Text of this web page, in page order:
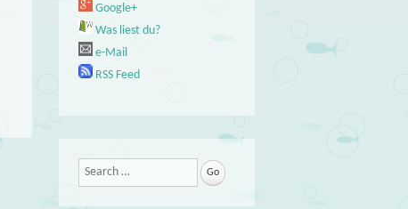
Google+
Was liest du?
e-Mail
RSS Feed
Search